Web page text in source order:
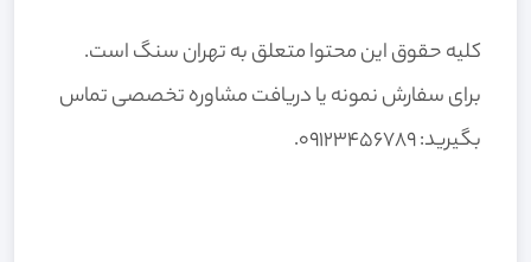
کلیه حقوق این محتوا متعلق به تهران سنگ است.
برای سفارش نمونه یا دریافت مشاوره تخصصی تماس
بگیرید:۰۹۱۲۳۴۵۶۷۸۹.